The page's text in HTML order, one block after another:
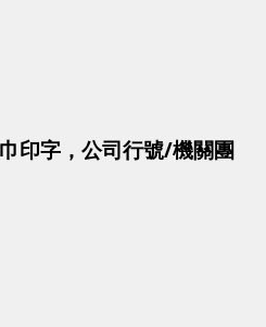
印字，公司行號/機關團